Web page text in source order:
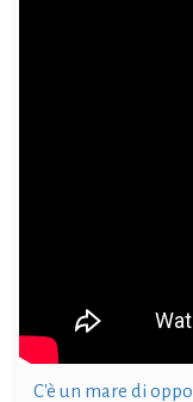
C'è un mare di